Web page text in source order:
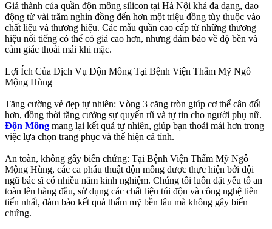
Giá thành của quần độn mông silicon tại Hà Nội khá đa dạng, dao
động từ vài trăm nghìn đồng đến hơn một triệu đồng tùy thuộc vào
chất liệu và thương hiệu. Các mẫu quần cao cấp từ những thương
hiệu nổi tiếng có thể có giá cao hơn, nhưng đảm bảo về độ bền và
cảm giác thoải mái khi mặc.
Lợi Ích Của Dịch Vụ Độn Mông Tại Bệnh Viện Thẩm Mỹ Ngô
Mộng Hùng
Tăng cường vẻ đẹp tự nhiên: Vòng 3 căng tròn giúp cơ thể cân đối
hơn, đồng thời tăng cường sự quyến rũ và tự tin cho người phụ nữ.
Độn Mông mang lại kết quả tự nhiên, giúp bạn thoải mái hơn trong
việc lựa chọn trang phục và thể hiện cá tính.
An toàn, không gây biến chứng: Tại Bệnh Viện Thẩm Mỹ Ngô
Mộng Hùng, các ca phẫu thuật độn mông được thực hiện bởi đội
ngũ bác sĩ có nhiều năm kinh nghiệm. Chúng tôi luôn đặt yếu tố an
toàn lên hàng đầu, sử dụng các chất liệu túi độn và công nghệ tiên
tiến nhất, đảm bảo kết quả thẩm mỹ bền lâu mà không gây biến
chứng.